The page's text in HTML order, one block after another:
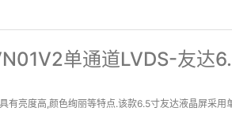
单通道LVDS-友达
有亮度高,颜色绚丽等特点.该款6.5寸友达液晶屏采